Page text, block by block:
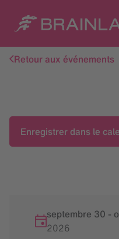
Retour aux événements
Enregistrer dans le
septembre 30 -
2026